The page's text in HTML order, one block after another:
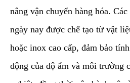
nâng vận chuyển hàng hóa.
ngày nay được chế tạo từ vật
hoặc inox cao cấp, đảm bảo
động của độ ẩm và môi trường